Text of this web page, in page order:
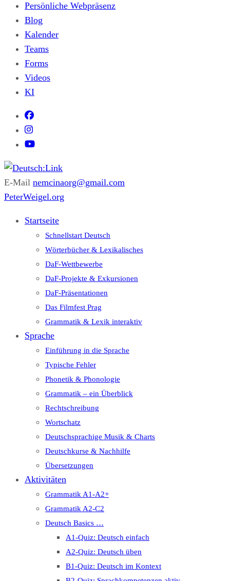
Persönliche Webpräsenz
Blog
Kalender
Teams
Forms
Videos
KI
Deutsch:Link
Edu-Portál pro němčinu | Interaktiver Unterricht Deutsch als
E-Mail nemcinaorg@gmail.com
PeterWeigel.org
Startseite
Schnellstart Deutsch
Wörterbücher & Lexikalisches
DaF-Wettbewerbe
DaF-Projekte & Exkursionen
DaF-Präsentationen
Das Filmfest Prag
Grammatik & Lexik interaktiv
Sprache
Einführung in die Sprache
Typische Fehler
Phonetik & Phonologie
Grammatik – ein Überblick
Rechtschreibung
Wortschatz
Deutschsprachige Musik & Charts
Deutschkurse & Nachhilfe
Übersetzungen
Aktivitäten
Grammatik A1-A2+
Grammatik A2-C2
Deutsch Basics …
A1-Quiz: Deutsch einfach
A2-Quiz: Deutsch üben
B1-Quiz: Deutsch im Kontext